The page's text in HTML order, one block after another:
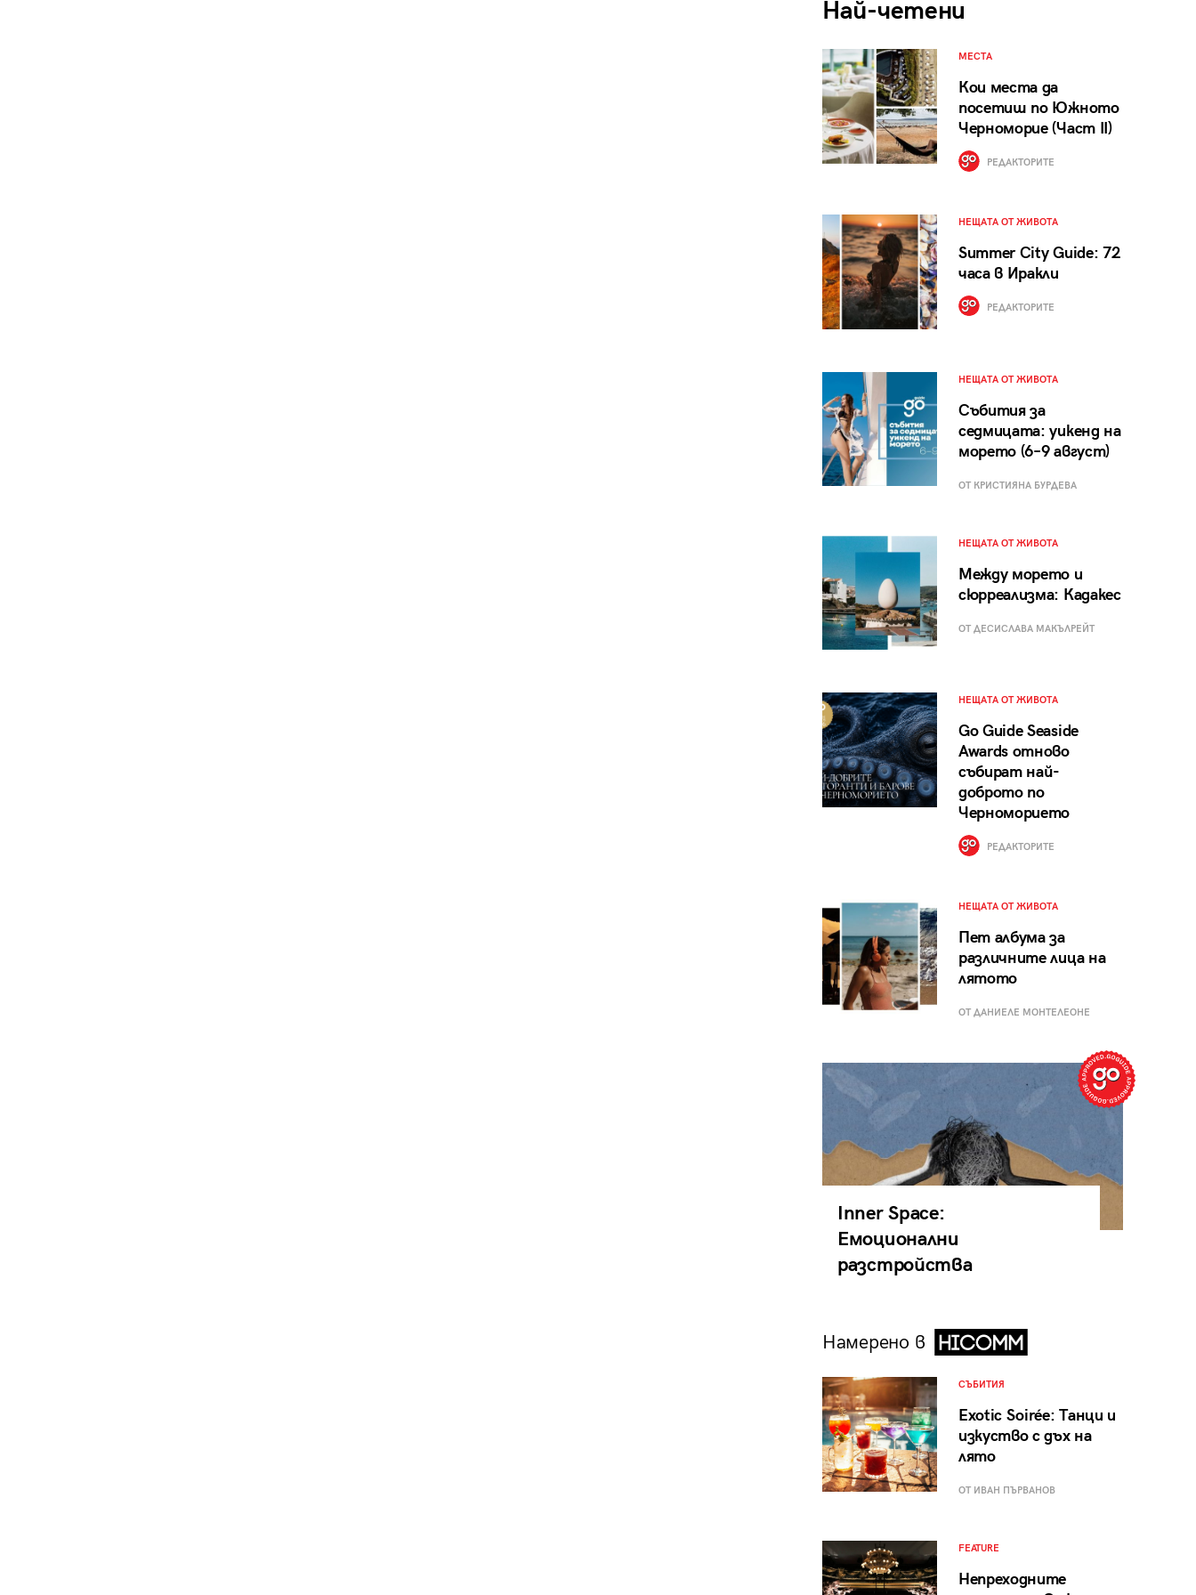
Най-четени
МЕСТА
Кои места да
посетиш по Южното
Черноморие (Част II)
РЕДАКТОРИТЕ
НЕЩАТА ОТ ЖИВОТА
Summer City Guide: 72
часа в Иракли
РЕДАКТОРИТЕ
НЕЩАТА ОТ ЖИВОТА
Събития за
седмицата: уикенд на
морето (6–9 август)
ОТ КРИСТИЯНА БУРДЕВА
НЕЩАТА ОТ ЖИВОТА
Между морето и
сюрреализма: Кадакес
ОТ ДЕСИСЛАВА МАКЪЛРЕЙТ
НЕЩАТА ОТ ЖИВОТА
Go Guide Seaside
Awards отново
събират най-
доброто по
Черноморието
РЕДАКТОРИТЕ
НЕЩАТА ОТ ЖИВОТА
Пет албума за
различните лица на
лятото
ОТ ДАНИЕЛЕ МОНТЕЛЕОНЕ
Inner Space:
Емоционални
разстройства
Намерено в
СЪБИТИЯ
Exotic Soirée: Танци и
изкуство с дъх на
лято
ОТ ИВАН ПЪРВАНОВ
FEATURE
Непреходните